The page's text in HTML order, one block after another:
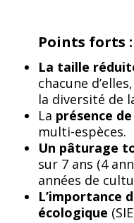
Points forts :
La taille
chacune
la diversité de
La présence
multi-espèces.
Un pâturage
sur 7 ans (4
années de
L’importance
écologique